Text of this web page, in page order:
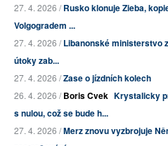
27. 4. 2026 /Rusko klonuje Zieba,
Volgogradem ...
27. 4. 2026 /Libanonské ministerstvo
útoky zab...
27. 4. 2026 /Zase o jízdních kolech
26. 4. 2026 /Boris Cvek Krystalicky
s nulou, což se bude h...
27. 4. 2026 /Merz znovu vyzbrojuje